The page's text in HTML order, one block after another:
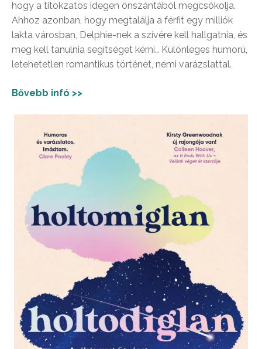
hogy a titokzatos idegen önszántából megcsókolja.
Ahhoz azonban, hogy megtalálja a férfit egy milliók
lakta városban, Delphie-nek a szívére kell hallgatnia, és
meg kell tanulnia segítséget kérni… Különleges humorú,
letehetetlen romantikus történet, némi varázslattal.
Bővebb infó >>